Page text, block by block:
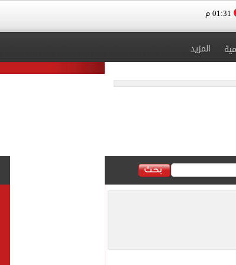
المزيد